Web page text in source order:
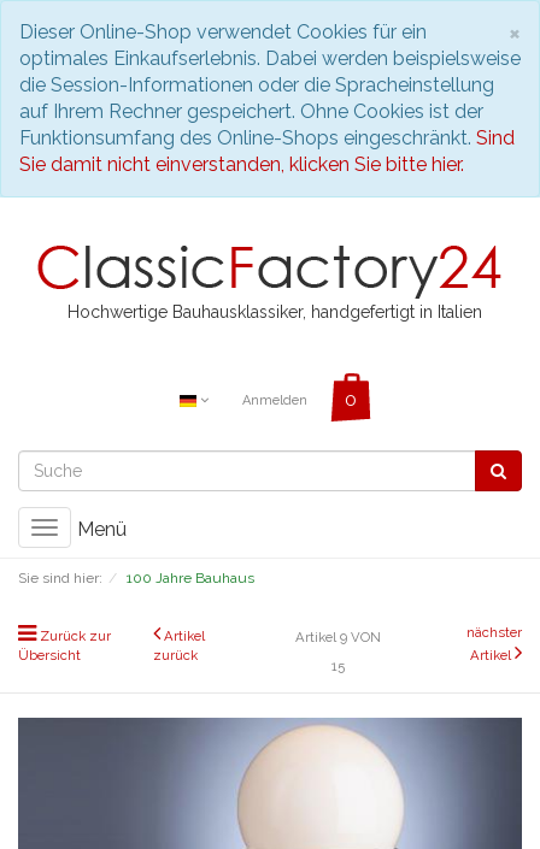
×
Dieser Online-Shop verwendet Cookies für ein
optimales Einkaufserlebnis. Dabei werden beispielsweise
die Session-Informationen oder die Spracheinstellung
auf Ihrem Rechner gespeichert. Ohne Cookies ist der
Funktionsumfang des Online-Shops eingeschränkt. Sind
Sie damit nicht einverstanden, klicken Sie bitte hier.
Hochwertige Bauhausklassiker, handgefertigt in Italien
Anmelden
Toggle
Menü
Sie sind hier: 100 Jahre Bauhaus
Zurück zur
Übersicht
Artikel
zurück
Artikel 9 VON
15
nächster
Artikel